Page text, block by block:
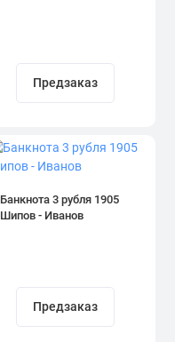
Предзаказ
Банкнота 3 рубля 1905
Шипов - Иванов
Предзаказ